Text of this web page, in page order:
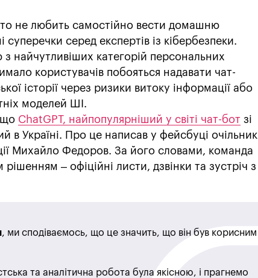
не любить самостійно вести домашню
суперечки серед експертів із кібербезпеки.
найчутливіших категорій персональних
користувачів побояться надавати чат-
історії через ризики витоку інформації або
моделей ШІ.
що ChatGPT, найпопулярніший у світі чат-бот зі
в Україні. Про це написав у фейсбуці очільник
Михайло Федоров. За його словами, команда
– офіційні листи, дзвінки та зустріч з
, ми сподіваємось, що це значить, що він був корисним
та аналітична робота була якісною, і прагнемо